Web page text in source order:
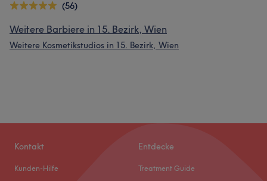
(56)
Weitere Barbiere in 15. Bezirk, Wien
Weitere Kosmetikstudios in 15. Bezirk, Wien
Kontakt
Kunden-Hilfe
Entdecke
Treatment Guide